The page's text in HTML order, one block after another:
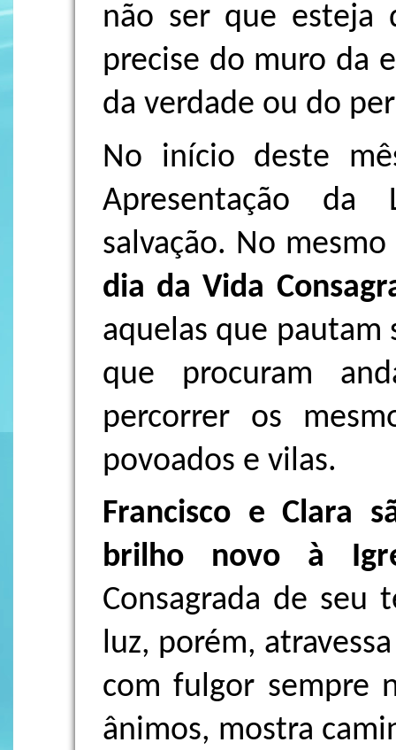
não ser que esteja
precise do muro da
da verdade ou do
No início deste
Apresentação da
salvação. No
dia da Vida
aquelas que pautam
que procuram
percorrer os
povoados e vilas.
Francisco e Clara
brilho novo à
Consagrada de seu
luz, porém,
com fulgor sempre
ânimos, mostra